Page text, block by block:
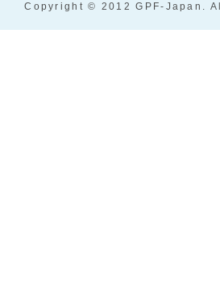
Copyright © 2012 GPF-Japan.